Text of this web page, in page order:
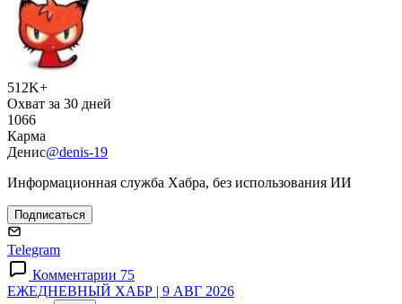
512K+
Охват за 30 дней
1066
Карма
Денис@denis-19
Информационная служба Хабра, без использования ИИ
Подписаться
Telegram
Комментарии 75
ЕЖЕДНЕВНЫЙ ХАБР | 9 АВГ 2026